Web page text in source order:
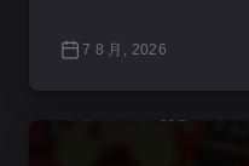
7 8 月, 2026